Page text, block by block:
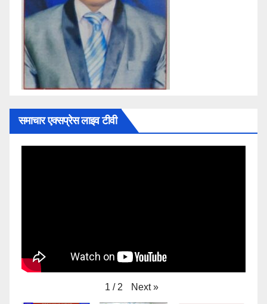
समाचार एक्सप्रेस लाइव टीवी
1 / 2 Next »